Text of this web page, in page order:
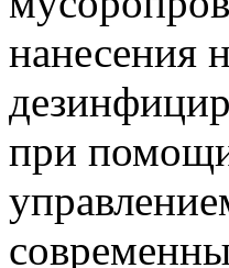
нанесения
при помощи